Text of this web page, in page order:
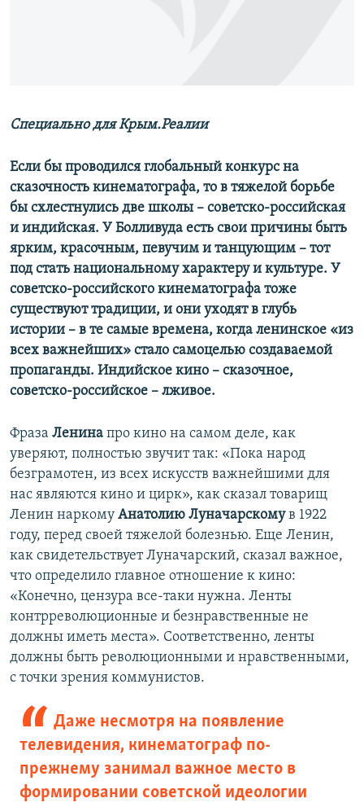
Все сайты RFE/RL
Специально для Крым.Реалии
Если бы проводился глобальный конкурс на
сказочность кинематографа, то в тяжелой борьбе
бы схлестнулись две школы – советско-российская
и индийская. У Болливуда есть свои причины быть
ярким, красочным, певучим и танцующим – тот
под стать национальному характеру и культуре. У
советско-российского кинематографа тоже
существуют традиции, и они уходят в глубь
истории – в те самые времена, когда ленинское «из
всех важнейших» стало самоцелью создаваемой
пропаганды. Индийское кино – сказочное,
советско-российское – лживое.
Фраза Ленина про кино на самом деле, как
уверяют, полностью звучит так: «Пока народ
безграмотен, из всех искусств важнейшими для
нас являются кино и цирк», как сказал товарищ
Ленин наркому Анатолию Луначарскомув 1922
году, перед своей тяжелой болезнью. Еще Ленин,
как свидетельствует Луначарский, сказал важное,
что определило главное отношение к кино:
«Конечно, цензура все-таки нужна. Ленты
контрреволюционные и безнравственные не
должны иметь места». Соответственно, ленты
должны быть революционными и нравственными,
с точки зрения коммунистов.
Даже несмотря на появление
телевидения, кинематограф по-
прежнему занимал важное место в
формировании советской идеологии